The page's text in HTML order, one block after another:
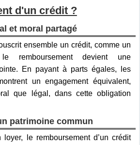
d'un crédit ?
et moral partagé
ensemble un crédit, comme un
remboursement devient une
En payant à parts égales, les
un engagement équivalent,
que légal, dans cette obligation
patrimoine commun
le remboursement d’un crédit